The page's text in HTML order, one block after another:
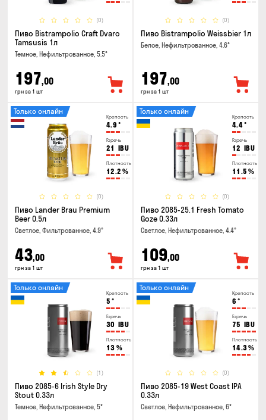
(0)
Пиво Bistrampolio Craft Dvaro
Tamsusis 1л
Темное, Нефильтрованное, 5.5°
197,00
грн за 1 шт
(0)
Пиво Bistrampolio Weissbier 1л
Белое, Нефильтрованное, 4.6°
197,00
грн за 1 шт
Крепость
4.9 °
Горечь
21 IBU
Плотность
12.2 %
(0)
Только онлайн
Пиво Lander Brau Premium
Beer 0.5л
Светлое, Фильтрованное, 4.9°
43,00
грн за 1 шт
Крепость
4.4°
Горечь
12 IBU
Плотность
11.5 %
(0)
Только онлайн
Пиво 2085-25.1 Fresh Tomato
Goze 0.33л
Светлое, Нефильтрованное, 4.4°
109,00
грн за 1 шт
Крепость
5 °
Горечь
30 IBU
Плотность
13 %
(1)
Только онлайн
Пиво 2085-6 Irish Style Dry
Stout 0.33л
Темное, Нефильтрованное, 5°
Крепость
6 °
Горечь
75 IBU
Плотность
14.3%
(0)
Только онлайн
Пиво 2085-19 West Coast IPA
0.33л
Светлое, Нефильтрованное, 6°